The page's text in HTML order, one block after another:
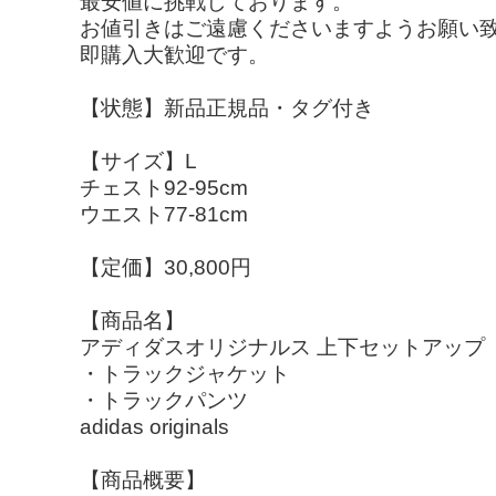
お値引きはご遠慮くださいますようお願い
即購入大歓迎です。
【状態】新品正規品・タグ付き
【サイズ】L
チェスト92-95cm
ウエスト77-81cm
【定価】30,800円
【商品名】
アディダスオリジナルス 上下セットアップ
・トラックジャケット
・トラックパンツ
adidas originals
【商品概要】